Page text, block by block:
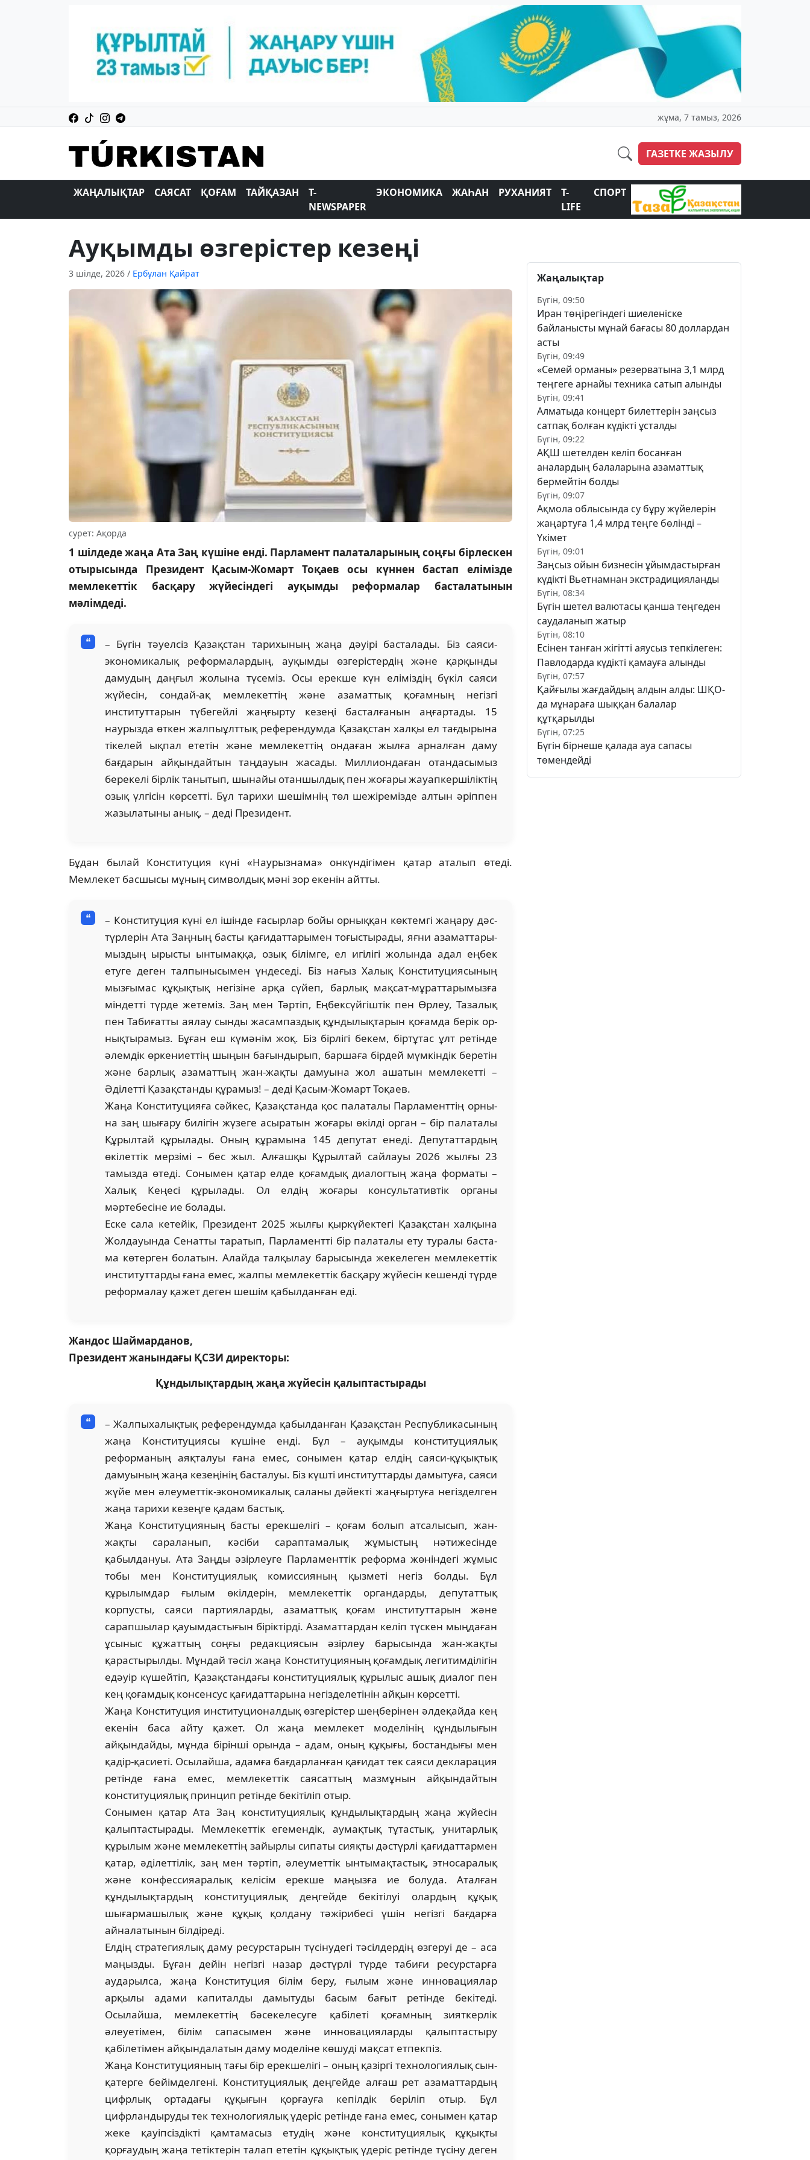
жұма, 7 тамыз, 2026
ГАЗЕТКЕ ЖАЗЫЛУ
ЖАҢАЛЫҚТАР САЯСАТ ҚОҒАМ ТАЙҚАЗАН
T-
NEWSPAPER
ЭКОНОМИКА ЖАҺАН РУХАНИЯТ
T-
LIFE
СПОРТ
Ауқымды өзгерістер кезеңі
3 шілде, 2026 / Ербұлан Қайрат
сурет: Ақорда
1 шілдеде жаңа Ата Заң күшіне енді. Парламент палаталарының соңғы бірлескен
отырысында Президент Қасым-Жомарт Тоқаев осы күннен бастап елімізде
мемлекеттік басқару жүйесіндегі ауқымды реформалар басталатынын
мәлімдеді.
– Бүгін тәуелсіз Қазақстан тарихының жаңа дәуірі басталады. Біз саяси-
экономикалық реформалардың, ауқымды өзгерістердің және қарқынды
дамудың даңғыл жолына түсеміз. Осы ерекше күн еліміздің бүкіл саяси
жүйесін, сондай-ақ мемлекеттің және азаматтық қоғамның негізгі
институттарын түбегейлі жаңғырту кезеңі басталғанын аңғартады. 15
наурызда өткен жалпыұлттық референдумда Қазақстан халқы ел тағдырына
тікелей ықпал ететін және мемлекеттің ондаған жылға арналған даму
бағдарын айқындайтын таңдауын жасады. Миллиондаған отандасымыз
берекелі бірлік танытып, шынайы отаншылдық пен жоғары жауапкершіліктің
озық үлгісін көрсетті. Бұл тарихи шешімнің төл шежіремізде алтын әріппен
жазылатыны анық, – деді Президент.
Бұдан былай Конституция күні «Нау­­­рызнама» онкүндігімен қатар аталып өтеді.
Мемлекет басшысы мұның символдық мәні зор екенін айтты.
– Конституция күні ел ішінде ғасыр­лар бойы орныққан көктемгі жаңару дәс­
түрлерін Ата Заңның басты қағи­дат­тары­мен тоғыстырады, яғни азаматтары­
мыз­дың ырысты ынтымаққа, озық білімге, ел игілігі жолында адал еңбек
етуге деген тал­пынысымен үндеседі. Біз нағыз Халық Конс­титуциясының
мызғымас құқықтық негізіне арқа сүйеп, барлық мақсат-мұрат­тарымызға
міндетті түрде жетеміз. Заң мен Тәртіп, Еңбексүйгіштік пен Өрлеу, Та­залық
пен Табиғатты аялау сынды жа­сам­паздық құндылықтарын қоғамда берік ор­
нықтырамыз. Бұған еш күмәнім жоқ. Біз бірлігі бекем, біртұтас ұлт ретінде
әлем­дік өркениеттің шыңын бағындырып, бар­шаға бірдей мүмкіндік беретін
және бар­лық азаматтың жан-жақты дамуына жол ашатын мемлекетті –
Әділетті Қазақ­стан­д­ы құрамыз! – деді Қасым-Жомарт Тоқаев.
Жаңа Конституцияға сәйкес, Қазақ­стан­да қос палаталы Парламенттің орны­
на заң шығару билігін жүзеге асыратын жоғары өкілді орган – бір палаталы
Құ­рыл­тай құрылады. Оның құрамына 145 де­путат енеді. Депутаттардың
өкілеттік мер­зімі – бес жыл. Алғашқы Құрылтай сай­лауы 2026 жылғы 23
тамызда өтеді. Со­нымен қатар елде қоғамдық диалогтың жаңа форматы –
Халық Кеңесі құрылады. Ол елдің жоғары консультативтік органы
мәртебесіне ие болады.
Еске сала кетейік, Президент 2025 жыл­ғы қыркүйектегі Қазақстан халқына
Жолдауында Сенатты таратып, Парламентті бір палаталы ету туралы бас­та­
ма көтерген болатын. Алайда талқылау барысында жекелеген мемлекеттік
инс­ти­туттарды ғана емес, жалпы мемлекеттік басқару жүйесін кешенді түрде
рефор­ма­лау қажет деген шешім қабылданған еді.
Жандос Шаймарданов,
Президент жанындағы ҚСЗИ директоры:
Құндылықтардың жаңа жүйесін қалыптастырады
– Жалпыхалықтық референдумда қабыл­данған Қазақстан Республикасының
жаңа Конституциясы күшіне енді. Бұл – ауқымды конституциялық
реформаның аяқталуы ғана емес, сонымен қатар елдің саяси-құқықтық
дамуының жаңа кезеңінің басталуы. Біз күшті институттарды дамыту­ға, саяси
жүйе мен әлеуметтік-экономикалық саланы дәйекті жаң­ғыртуға негізделген
жаңа тарихи кезеңге қадам бастық.
Жаңа Конституцияның басты ерекшелігі – қоғам болып атсалы­сып, жан-
жақты сараланып, кәсіби сараптамалық жұмыстың нәтиже­сін­де
қабылдануы. Ата Заңды әзірлеуге Парламенттік реформа жө­нін­дегі жұмыс
тобы мен Конституциялық комиссияның қызметі негіз бол­ды. Бұл
құрылымдар ғылым өкілдерін, мемлекеттік органдарды, депу­таттық
корпусты, саяси партияларды, азаматтық қоғам инс­ти­тут­тарын және
сарапшылар қауымдастығын біріктірді. Азаматтардан келіп түскен мыңдаған
ұсыныс құжаттың соңғы редакциясын әзірлеу барысында жан-жақты
қарастырылды. Мұндай тәсіл жаңа Консти­туцияның қоғамдық легитимділігін
едәуір күшейтіп, Қазақстандағы конституциялық құрылыс ашық диалог пен
кең қоғамдық консенсус қағидаттарына негізделетінін айқын көрсетті.
Жаңа Конституция институционалдық өзгерістер шеңберінен әлдеқайда кең
екенін баса айту қажет. Ол жаңа мемлекет моделінің құн­дылығын
айқындайды, мұнда бірінші орында – адам, оның құ­қығы, бостандығы мен
қадір-қасиеті. Осылайша, адамға бағдарланған қағидат тек саяси декларация
ретінде ғана емес, мемлекеттік саясат­тың мазмұнын айқындайтын
конституциялық принцип ретінде бекітіліп отыр.
Сонымен қатар Ата Заң конституциялық құндылықтардың жаңа жүйесін
қалыптастырады. Мемлекеттік егемендік, аумақтық тұтастық, уни­тарлық
құрылым және мемлекеттің зайырлы сипаты сияқты дәс­түрлі қағидаттармен
қатар, әділеттілік, заң мен тәртіп, әлеуметтік ын­тымақтастық, этносаралық
және конфессияаралық келісім ерекше маңызға ие болуда. Аталған
құндылықтардың конституциялық дең­гейде бекітілуі олардың құқық
шығармашылық және құқық қолдану тәжірибесі үшін негізгі бағдарға
айналатынын білдіреді.
Елдің стратегиялық даму ресурстарын түсінудегі тәсілдердің өз­геруі де – аса
маңызды. Бұған дейін негізгі назар дәстүрлі түрде табиғи ре­сурстарға
аударылса, жаңа Конституция білім беру, ғылым және ин­новациялар
арқылы адами капиталды дамытуды басым бағыт ре­тінде бекітеді.
Осылайша, мемлекеттің бәсекелесуге қабілеті қоғам­ның зияткерлік
әлеуетімен, білім сапасымен және инновацияларды қалыптастыру
қабілетімен айқындалатын даму моделіне көшуді мақсат етпекпіз.
Жаңа Конституцияның тағы бір ерекшелігі – оның қазіргі тех­нологиялық сын-
қатерге бейімделгені. Конституциялық деңгейде ал­ғаш рет азаматтардың
цифрлық ортадағы құқығын қорғауға ке­пілдік беріліп отыр. Бұл
цифрландыруды тек технологиялық үдеріс ретінде ғана емес, сонымен қатар
жеке қауіпсіздікті қамтамасыз етудің және конституциялық құқықты
қорғаудың жаңа тетіктерін та­лап ететін құқықтық үдеріс ретінде түсіну деген
Жаңалықтар
Бүгін, 09:50
Иран төңірегіндегі шиеленіске
байланысты мұнай бағасы 80 доллардан
асты
Бүгін, 09:49
«Семей орманы» резерватына 3,1 млрд
теңгеге арнайы техника сатып алынды
Бүгін, 09:41
Алматыда концерт билеттерін заңсыз
сатпақ болған күдікті ұсталды
Бүгін, 09:22
АҚШ шетелден келіп босанған
аналардың балаларына азаматтық
бермейтін болды
Бүгін, 09:07
Ақмола облысында су бұру жүйелерін
жаңартуға 1,4 млрд теңге бөлінді –
Үкімет
Бүгін, 09:01
Заңсыз ойын бизнесін ұйымдастырған
күдікті Вьетнамнан экстрадицияланды
Бүгін, 08:34
Бүгін шетел валютасы қанша теңгеден
саудаланып жатыр
Бүгін, 08:10
Есінен танған жігітті аяусыз тепкілеген:
Павлодарда күдікті қамауға алынды
Бүгін, 07:57
Қайғылы жағдайдың алдын алды: ШҚО-
да мұнараға шыққан балалар
құтқарылды
Бүгін, 07:25
Бүгін бірнеше қалада ауа сапасы
төмендейді